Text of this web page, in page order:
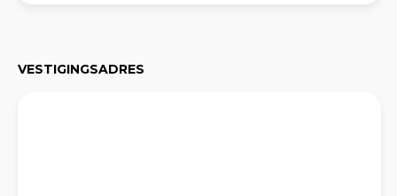
VESTIGINGSADRES